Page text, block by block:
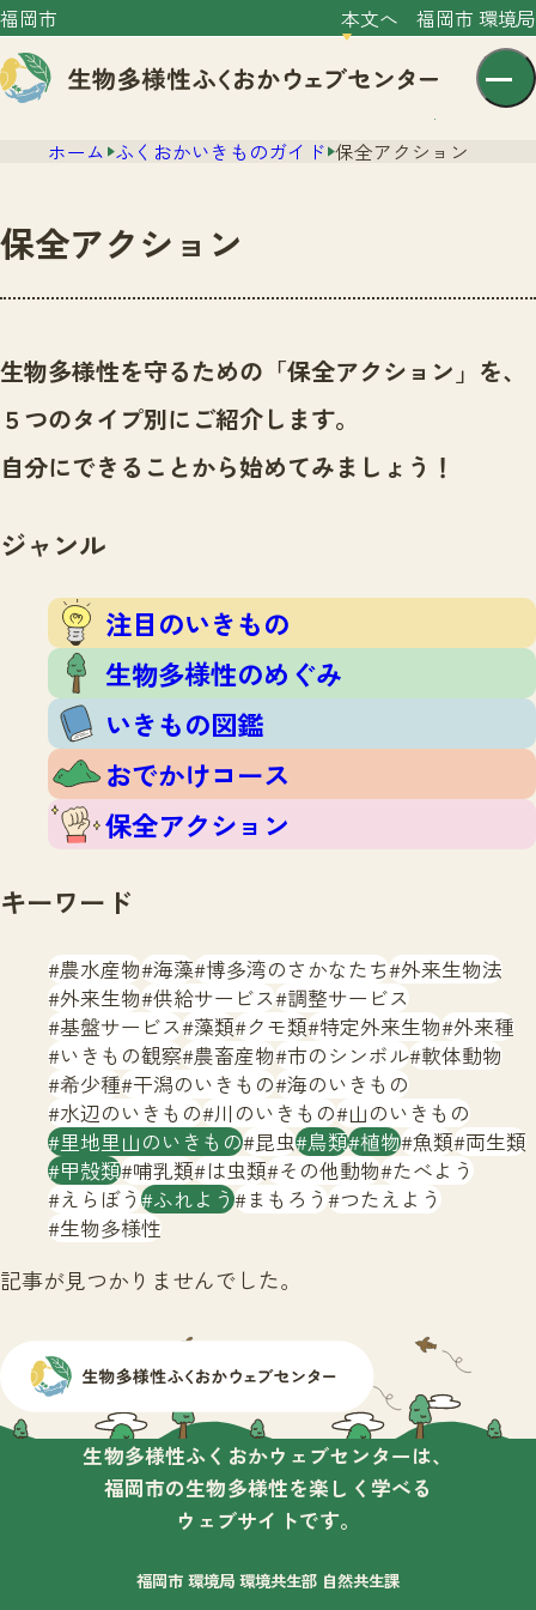
福岡市 本文へ 福岡市 環境局
文字サイズ 小 中 大
センター紹介
センター紹介TOP
サイトポリシー
ニュース
ニュースTOP
市の取組み
いきものガイド
注目のいきもの
いきもの図鑑
おでかけコース
保全アクション
調査レポート
調査レポートTOP
調査結果
ふくおかいきものマップ
マッチング
マッチングTOP
掲載申し込みフォーム
お問合せ
生物多様性ふくおかウェブセンターとは
サイトマップ
ホーム ふくおかいきものガイド 保全アクション
保全アクション
生物多様性を守るための「保全アクション」を、
５つのタイプ別にご紹介します。
自分にできることから始めてみましょう！
ジャンル
注目のいきもの
生物多様性のめぐみ
いきもの図鑑
おでかけコース
保全アクション
キーワード
農水産物 海藻 博多湾のさかなたち 外来生物法
外来生物 供給サービス 調整サービス
基盤サービス 藻類 クモ類 特定外来生物 外来種
いきもの観察 農畜産物 市のシンボル 軟体動物
希少種 干潟のいきもの 海のいきもの
水辺のいきもの 川のいきもの 山のいきもの
里地里山のいきもの 昆虫 鳥類 植物 魚類 両生類
甲殻類 哺乳類 は虫類 その他動物 たべよう
えらぼう ふれよう まもろう つたえよう
生物多様性
記事が見つかりませんでした。
生物多様性ふくおかウェブセンターは、
福岡市の生物多様性を楽しく学べる
ウェブサイトです。
福岡市 環境局 環境共生部 自然共生課